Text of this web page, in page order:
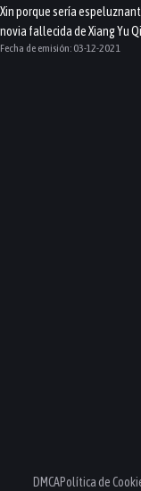
Xin porque sería
novia fallecida de Xiang Yu
Fecha de emisión: 03-12-2021
DMCAPolítica de